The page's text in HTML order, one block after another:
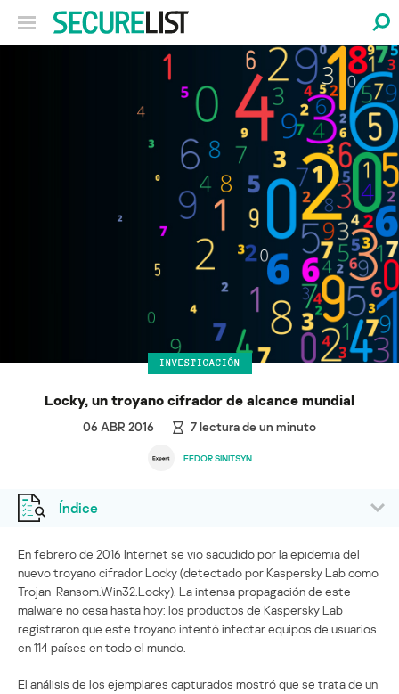
INVESTIGACIÓN
Locky, un troyano cifrador de alcance mundial
06 ABR 2016 7lectura de un minuto
FEDOR SINITSYN
Índice
En febrero de 2016 Internet se vio sacudido por la epidemia del
nuevo troyano cifrador Locky (detectado por Kaspersky Lab como
Trojan-Ransom.Win32.Locky). La intensa propagación de este
malware no cesa hasta hoy: los productos de Kaspersky Lab
registraron que este troyano intentó infectar equipos de usuarios
en 114 países en todo el mundo.
El análisis de los ejemplares capturados mostró que se trata de un